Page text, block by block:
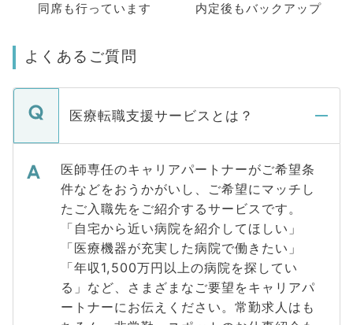
同席も行っています
内定後もバックアップ
よくあるご質問
医療転職支援サービスとは？
医師専任のキャリアパートナーがご希望条
件などをおうかがいし、ご希望にマッチし
たご入職先をご紹介するサービスです。
「自宅から近い病院を紹介してほしい」
「医療機器が充実した病院で働きたい」
「年収1,500万円以上の病院を探してい
る」など、さまざまなご要望をキャリアパ
ートナーにお伝えください。常勤求人はも